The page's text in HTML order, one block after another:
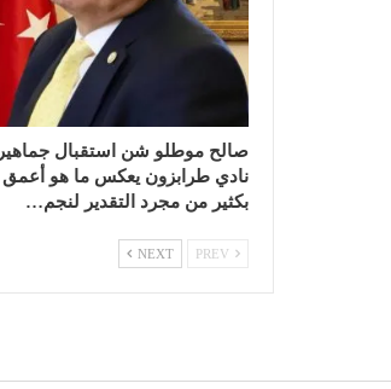
صالح موطلو شن استقبال جماهير
نادي طرابزون يعكس ما هو أعمق
بكثير من مجرد التقدير لنجم…
NEXT